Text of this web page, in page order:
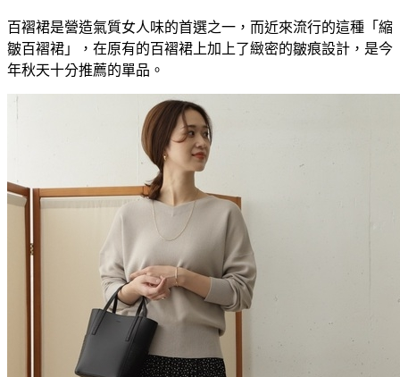
百褶裙是營造氣質女人味的首選之一，而近來流行的這種「縮
皺百褶裙」，在原有的百褶裙上加上了緻密的皺痕設計，是今
年秋天十分推薦的單品。